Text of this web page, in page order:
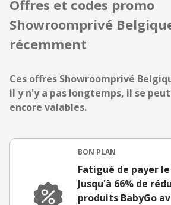
Offres et codes promo
Showroomprivé
récemment
Ces offres Showroomprivé
il y n'y a pas longtemps, il se
encore valables.
BON PLAN
Fatigué de payer
Jusqu'à 66% de
produits BabyGo